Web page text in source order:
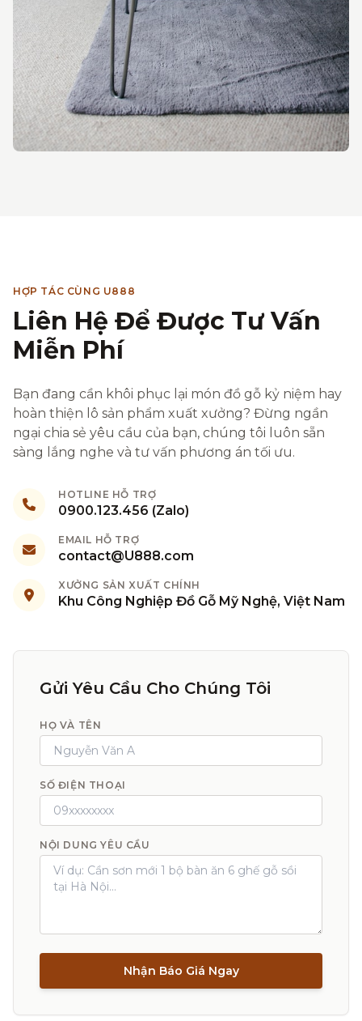
HỢP TÁC CÙNG U888
Liên Hệ Để Được Tư Vấn
Miễn Phí
Bạn đang cần khôi phục lại món đồ gỗ kỷ niệm hay
hoàn thiện lô sản phẩm xuất xưởng? Đừng ngần
ngại chia sẻ yêu cầu của bạn, chúng tôi luôn sẵn
sàng lắng nghe và tư vấn phương án tối ưu.
HOTLINE HỖ TRỢ
0900.123.456 (Zalo)
EMAIL HỖ TRỢ
contact@U888.com
XƯỞNG SẢN XUẤT CHÍNH
Khu Công Nghiệp Đồ Gỗ Mỹ Nghệ, Việt Nam
Gửi Yêu Cầu Cho Chúng Tôi
HỌ VÀ TÊN
SỐ ĐIỆN THOẠI
NỘI DUNG YÊU CẦU
Nhận Báo Giá Ngay